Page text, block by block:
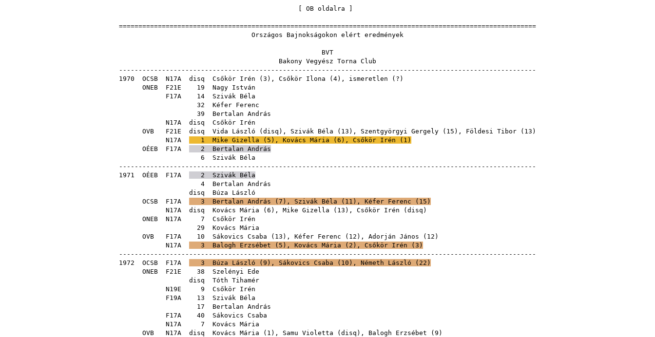
OB oldalra
===========================================================================================================
Országos Bajnokságokon elért eredmények
BVT
Bakony Vegyész Torna Club
-----------------------------------------------------------------------------------------------------------
1970 OCSB N17A disq Csőkör Irén ( 3 ), Csőkör Ilona ( 4), ismeretlen (?)
ONEB F21E 19
Nagy István
F17A 14
Szivák Béla
32
Kéfer Ferenc
39
Bertalan András
N17A disq
Csőkör Irén
OVB F21E disq Vida László ( disq ), Szivák Béla ( 13 ), Szentgyörgyi Gergely ( 15 ), Földesi Tibor ( 13 )
N17A
1 Mike Gizella ( 5 ), Kovács Mária ( 6 ), Csőkör Irén ( 1 )
OÉEB F17A 2
Bertalan András
6
Szivák Béla
-----------------------------------------------------------------------------------------------------------
1971 OÉEB F17A 2
Szivák Béla
4
Bertalan András
disq
Búza László
OCSB F17A 3 Bertalan András ( 7 ), Szivák Béla ( 11 ), Kéfer Ferenc ( 15 )
N17A disq Kovács Mária ( 6 ), Mike Gizella ( 13 ), Csőkör Irén ( disq )
ONEB N17A 7
Csőkör Irén
29
Kovács Mária
OVB F17A 10 Sákovics Csaba ( 13 ), Kéfer Ferenc ( 12 ), Adorján János ( 12 )
N17A
3 Balogh Erzsébet ( 5 ), Kovács Mária ( 2 ), Csőkör Irén ( 3 )
-----------------------------------------------------------------------------------------------------------
1972 OCSB F17A 3 Búza László ( 9 ), Sákovics Csaba ( 10 ), Németh László ( 22 )
ONEB F21E 38
Szelényi Ede
disq
Tóth Tihamér
N19E 9
Csőkör Irén
F19A 13
Szivák Béla
17
Bertalan András
F17A 40
Sákovics Csaba
N17A 7
Kovács Mária
OVB N17A disq Kovács Mária ( 1 ), Samu Violetta ( disq ), Balogh Erzsébet ( 9 )